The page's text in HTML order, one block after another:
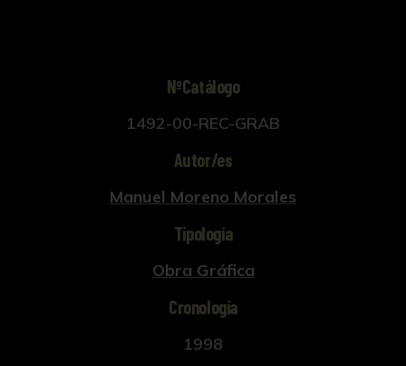
NºCatálogo
1492-00-REC-GRAB
Autor/es
Manuel Moreno Morales
Tipología
Obra Gráfica
Cronología
1998